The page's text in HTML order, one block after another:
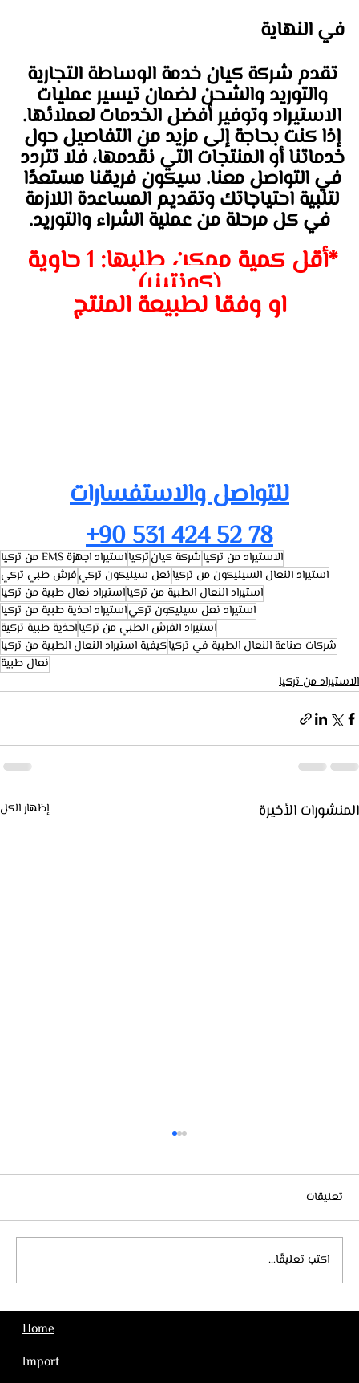
في النهاية
تقدم شركة كيان خدمة الوساطة التجارية
والتوريد والشحن لضمان تيسير عمليات
الاستيراد وتوفير أفضل الخدمات لعملائها.
إذا كنت بحاجة إلى مزيد من التفاصيل حول
خدماتنا أو المنتجات التي نقدمها، فلا تتردد
في التواصل معنا. سيكون فريقنا مستعدًا
لتلبية احتياجاتك وتقديم المساعدة اللازمة
في كل مرحلة من عملية الشراء والتوريد.
*أقل كمية ممكن طلبها: 1 حاوية
(كونتينر)
او وفقا لطبيعة المنتج
للتواصل والاستفسارات
+90 531 424 52 78
الاستيراد من تركياشركة كيانتركيااستيراد اجهزة EMS من تركيا
استيراد النعال السيليكون من تركيانعل سيليكون تركيفرش طبي تركي
استيراد النعال الطبية من تركيااستيراد نعال طبية من تركيا
استيراد نعل سيليكون تركياستيراد احذية طبية من تركيا
استيراد الفرش الطبي من تركيااحذية طبية تركية
شركات صناعة النعال الطبية في تركياكيفية استيراد النعال الطبية من تركيا
نعال طبية
الاستيراد من تركيا
المنشورات الأخيرة إظهار الكل
استيراد الاجهزة الطبية من تركيا
تعليقات
اكتب تعليقًا...
Home
Import